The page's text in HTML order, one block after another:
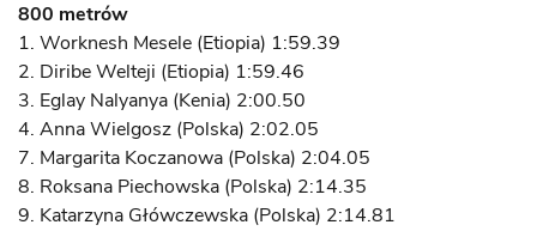
800 metrów
1. Worknesh Mesele (Etiopia) 1:59.39
2. Diribe Welteji (Etiopia) 1:59.46
3. Eglay Nalyanya (Kenia) 2:00.50
4. Anna Wielgosz (Polska) 2:02.05
7. Margarita Koczanowa (Polska) 2:04.05
8. Roksana Piechowska (Polska) 2:14.35
9. Katarzyna Główczewska (Polska) 2:14.81